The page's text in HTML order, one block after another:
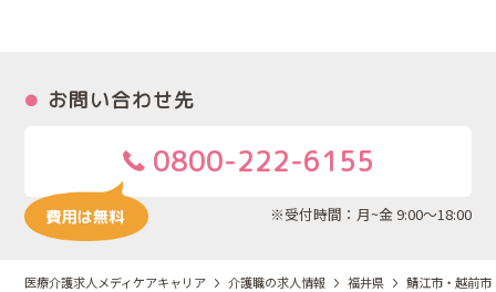
お問い合わせ先
0800-222-6155
※受付時間：月~金 9:00～18:00
医療介護求人メディケアキャリア 介護職の求人情報 福井県 鯖江市・越前